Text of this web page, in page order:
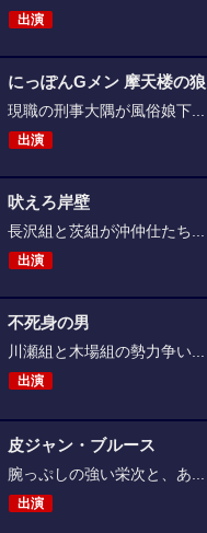
出演
にっぽんGメン 摩天楼の狼
現職の刑事大隅が風俗娘下...
出演
吠えろ岸壁
長沢組と茨組が沖仲仕たち...
出演
不死身の男
川瀬組と木場組の勢力争い...
出演
皮ジャン・ブルース
腕っぷしの強い栄次と、あ...
出演